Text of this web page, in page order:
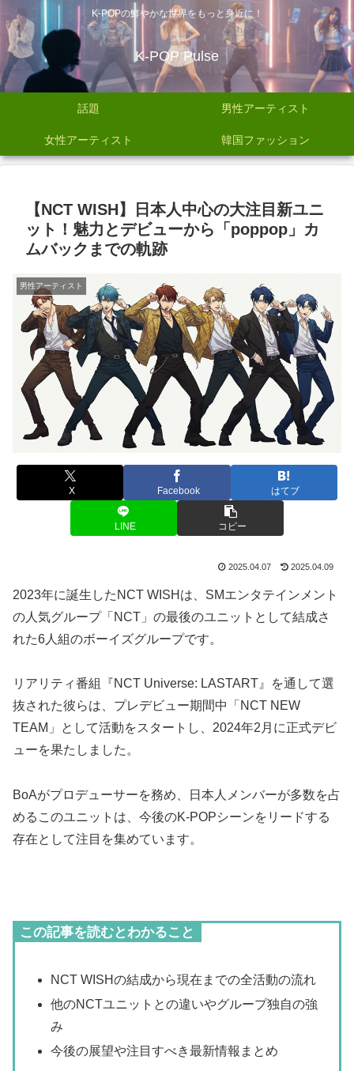
K-POPの鮮やかな世界をもっと身近に！
K-POP Pulse
話題 男性アーティスト
女性アーティスト 韓国ファッション
【NCT WISH】日本人中心の大注目新ユニ
ット！魅力とデビューから「poppop」カ
ムバックまでの軌跡
男性アーティスト
X Facebook はてブ
LINE コピー
2025.04.07 2025.04.09
2023年に誕生したNCT WISHは、SMエンタテインメント
の人気グループ「NCT」の最後のユニットとして結成さ
れた6人組のボーイズグループです。
リアリティ番組『NCT Universe: LASTART』を通して選
抜された彼らは、プレデビュー期間中「NCT NEW
TEAM」として活動をスタートし、2024年2月に正式デビ
ューを果たしました。
BoAがプロデューサーを務め、日本人メンバーが多数を占
めるこのユニットは、今後のK-POPシーンをリードする
存在として注目を集めています。
この記事を読むとわかること
NCT WISHの結成から現在までの全活動の流れ
他のNCTユニットとの違いやグループ独自の強
み
今後の展望や注目すべき最新情報まとめ